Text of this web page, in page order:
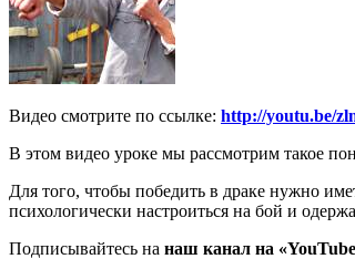
Видео смотрите по ссылке: http://youtu.be/
В этом видео уроке мы рассмотрим такое
Для того, чтобы победить в драке нужно
психологически настроиться на бой и
Подписывайтесь на наш канал на